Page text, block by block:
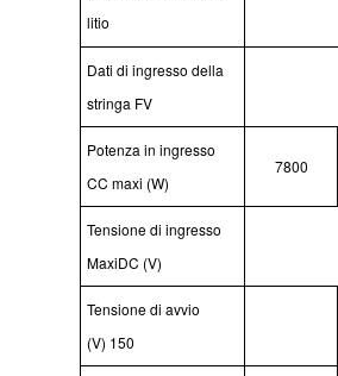
litio
Dati di ingresso della
stringa FV
Potenza in ingresso
CC maxi (W)
7800
Tensione di ingresso
MaxiDC (V)
Tensione di avvio
(V) 150